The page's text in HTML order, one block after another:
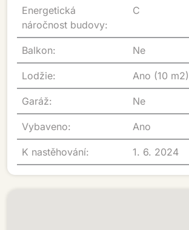
Energetická
náročnost budovy:
C
Balkon: Ne
Lodžie: Ano (10 m2)
Garáž: Ne
Vybaveno: Ano
K nastěhování: 1. 6. 2024